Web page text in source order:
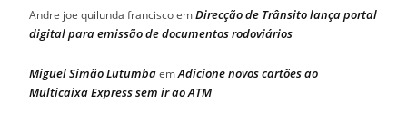
Andre joe quilunda franciscoemDirecção de Trânsito lança portal
digital para emissão de documentos rodoviários
Miguel Simão LutumbaemAdicione novos cartões ao
Multicaixa Express sem ir ao ATM